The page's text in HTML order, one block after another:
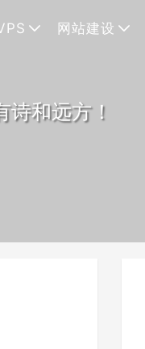
网站建设
和远方！